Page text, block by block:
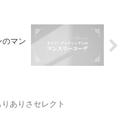
のマン
りありさセレクト